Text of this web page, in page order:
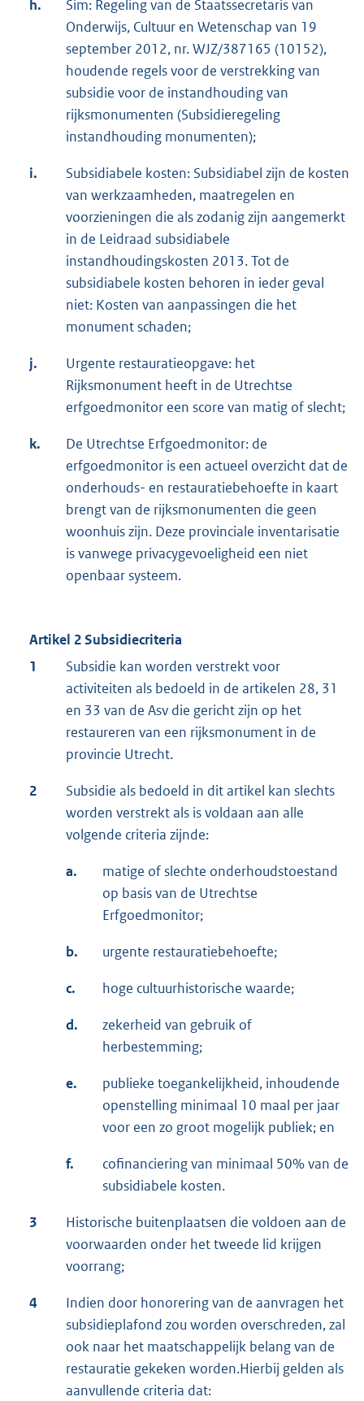
h.
Sim: Regeling van de Staatssecretaris van
Onderwijs, Cultuur en Wetenschap van 19
september 2012, nr. WJZ/387165 (10152),
houdende regels voor de verstrekking van
subsidie voor de instandhouding van
rijksmonumenten (Subsidieregeling
instandhouding monumenten);
i.
Subsidiabele kosten: Subsidiabel zijn de kosten
van werkzaamheden, maatregelen en
voorzieningen die als zodanig zijn aangemerkt
in de Leidraad subsidiabele
instandhoudingskosten 2013. Tot de
subsidiabele kosten behoren in ieder geval
niet: Kosten van aanpassingen die het
monument schaden;
j.
Urgente restauratieopgave: het
Rijksmonument heeft in de Utrechtse
erfgoedmonitor een score van matig of slecht;
k.
De Utrechtse Erfgoedmonitor: de
erfgoedmonitor is een actueel overzicht dat de
onderhouds- en restauratiebehoefte in kaart
brengt van de rijksmonumenten die geen
woonhuis zijn. Deze provinciale inventarisatie
is vanwege privacygevoeligheid een niet
openbaar systeem.
Artikel 2 Subsidiecriteria
1
Subsidie kan worden verstrekt voor
activiteiten als bedoeld in de artikelen 28, 31
en 33 van de Asv die gericht zijn op het
restaureren van een rijksmonument in de
provincie Utrecht.
2
Subsidie als bedoeld in dit artikel kan slechts
worden verstrekt als is voldaan aan alle
volgende criteria zijnde:
a.
matige of slechte onderhoudstoestand
op basis van de Utrechtse
Erfgoedmonitor;
b. urgente restauratiebehoefte;
c. hoge cultuurhistorische waarde;
d.
zekerheid van gebruik of
herbestemming;
e.
publieke toegankelijkheid, inhoudende
openstelling minimaal 10 maal per jaar
voor een zo groot mogelijk publiek; en
f.
cofinanciering van minimaal 50% van de
subsidiabele kosten.
3
Historische buitenplaatsen die voldoen aan de
voorwaarden onder het tweede lid krijgen
voorrang;
4
Indien door honorering van de aanvragen het
subsidieplafond zou worden overschreden, zal
ook naar het maatschappelijk belang van de
restauratie gekeken worden.Hierbij gelden als
aanvullende criteria dat: